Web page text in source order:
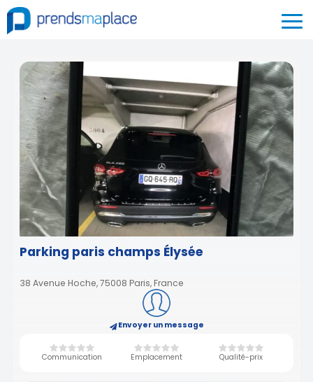
Parking paris champs Élysée
38 Avenue Hoche, 75008 Paris, France
Envoyer un message
Communication Emplacement Qualité-prix